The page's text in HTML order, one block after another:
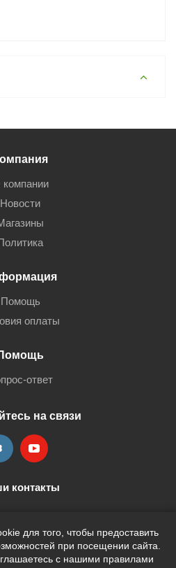
для того, чтобы предоставить
при посещении сайта.
с нашими правилами
Новости
Помощь
оплаты
ответ
на связи
контакты